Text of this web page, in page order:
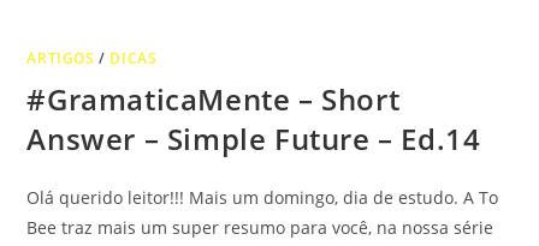
ARTIGOS / DICAS
#GramaticaMente – Short
Answer – Simple Future – Ed.14
Olá querido leitor!!! Mais um domingo, dia de estudo. A To
Bee traz mais um super resumo para você, na nossa série